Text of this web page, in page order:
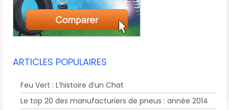
ARTICLES POPULAIRES
Feu Vert : L’histoire d’un Chat
Le top 20 des manufacturiers de pneus : année 2014